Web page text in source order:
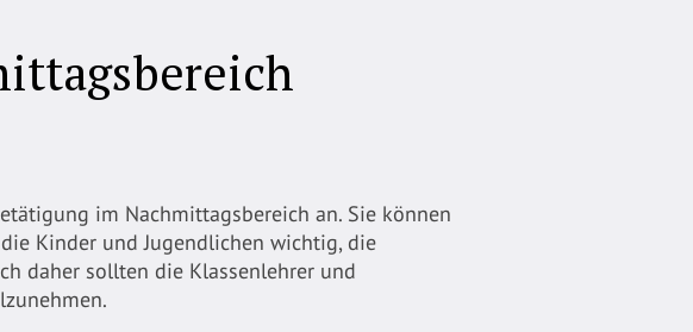
im Nachmittagsbereich an. Sie können
Kinder und Jugendlichen wichtig, die
daher sollten die Klassenlehrer und